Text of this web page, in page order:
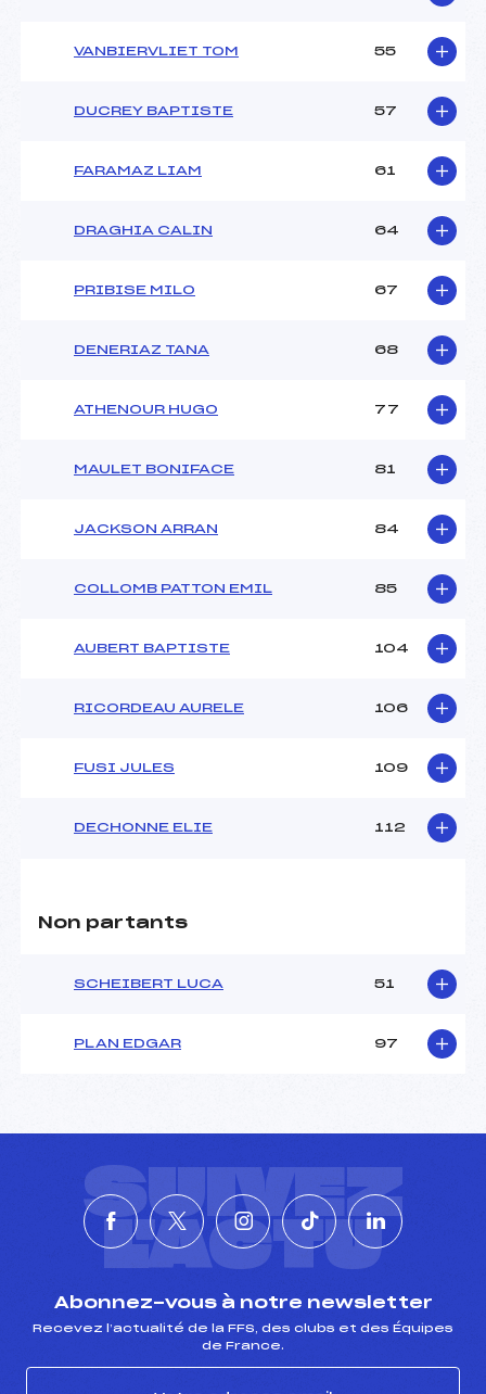
VANBIERVLIET TOM 55
DUCREY BAPTISTE 57
FARAMAZ LIAM 61
DRAGHIA CALIN 64
PRIBISE MILO 67
DENERIAZ TANA 68
ATHENOUR HUGO 77
MAULET BONIFACE 81
JACKSON ARRAN 84
COLLOMB PATTON EMIL 85
AUBERT BAPTISTE 104
RICORDEAU AURELE 106
FUSI JULES 109
DECHONNE ELIE 112
Non partants
SCHEIBERT LUCA 51
PLAN EDGAR 97
SUIVEZ
L'ACTU
Abonnez-vous à notre newsletter
Recevez l’actualité de la FFS, des clubs et des Équipes
de France.